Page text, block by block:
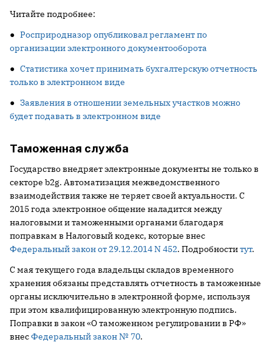
Читайте подробнее:
● Росприродназор опубликовал регламент по
организации электронного документооборота
● Статистика хочет принимать бухгалтерскую отчетность
только в электронном виде
● Заявления в отношении земельных участков можно
будет подавать в электронном виде
Таможенная служба
Государство внедряет электронные документы не только в
секторе b2g. Автоматизация межведомственного
взаимодействия также не теряет своей актуальности. С
2015 года электронное общение наладится между
налоговыми и таможенными органами благодаря
поправкам в Налоговый кодекс, которые внес
Федеральный закон от 29.12.2014 N 452. Подробноститут.
С мая текущего года владельцы складов временного
хранения обязаны представлять отчетность в таможенные
органы исключительно в электронной форме, используя
при этом квалифицированную электронную подпись.
Поправки в закон «О таможенном регулировании в РФ»
внесФедеральный закон № 70.